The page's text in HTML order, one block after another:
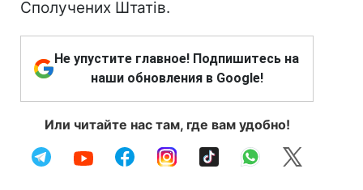
Сполучених Штатів.
Не упустите главное! Подпишитесь на
наши обновления в Google!
Или читайте нас там, где вам удобно!